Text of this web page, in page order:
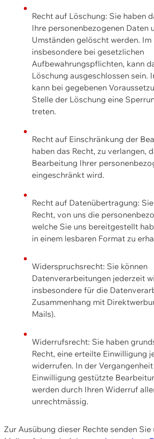
Recht auf Löschung: Sie haben
Ihre personenbezogenen Daten
Umständen gelöscht werden. Im
insbesondere bei gesetzlichen
Aufbewahrungspflichten, kann
Löschung ausgeschlossen sein.
kann bei gegebenen
Stelle der Löschung eine
treten.
Recht auf Einschränkung der
haben das Recht, zu verlangen,
Bearbeitung Ihrer
eingeschränkt wird.
Recht auf Datenübertragung:
Recht, von uns die
welche Sie uns bereitgestellt
in einem lesbaren Format zu
Widerspruchsrecht: Sie können
Datenverarbeitungen jederzeit
insbesondere für die
Zusammenhang mit
Mails).
Widerrufsrecht: Sie haben
Recht, eine erteilte Einwilligung
widerrufen. In der
Einwilligung gestützte
werden durch Ihren Widerruf
unrechtmässig.
Zur Ausübung dieser Rechte senden